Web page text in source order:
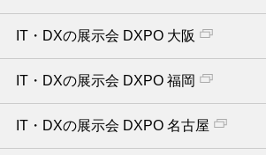
IT・DXの展示会 DXPO 大阪
IT・DXの展示会 DXPO 福岡
IT・DXの展示会 DXPO 名古屋